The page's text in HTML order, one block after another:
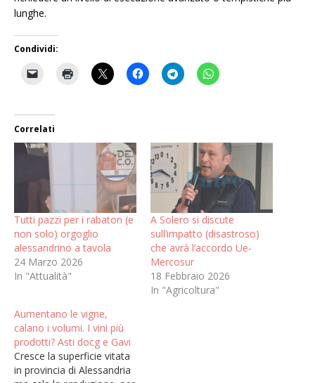
lunghe.
Condividi:
Correlati
Tutti pazzi per i rabaton (e
non solo) orgoglio
alessandrino a tavola
24 Marzo 2026
In "Attualità"
A Solero si discute
sull’impatto (disastroso)
che avrà l’accordo Ue-
Mercosur
18 Febbraio 2026
In "Agricoltura"
Aumentano le vigne,
calano i volumi. I vini più
prodotti? Asti docg e Gavi
Cresce la superficie vitata
in provincia di Alessandria